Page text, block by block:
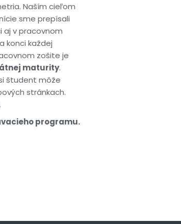
Naším cieľom
sme prepísali
aj v pracovnom
konci každej
zošite je
maturity.
študent môže
stránkach.
.
programu.